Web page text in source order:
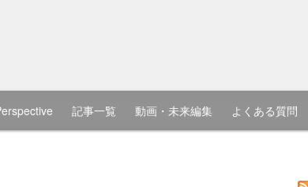
記事一覧 動画・未来編集 よくある質問